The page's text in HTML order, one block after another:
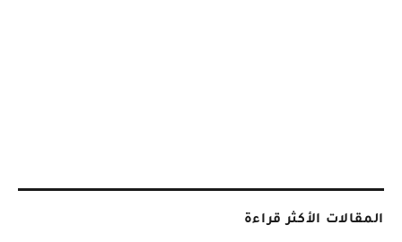
المقالات الأكثر قراءة